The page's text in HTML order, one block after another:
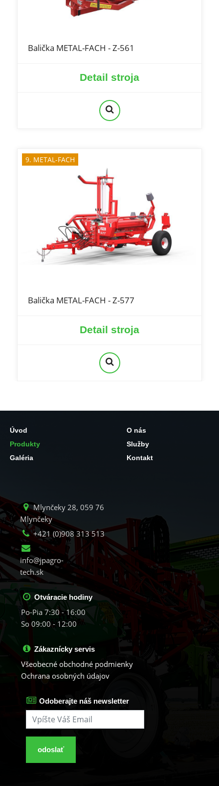
Balička METAL-FACH - Z-561
Detail stroja
9. METAL-FACH
Balička METAL-FACH - Z-577
Detail stroja
Úvod
O nás
Produkty
Služby
Galéria
Kontakt
Mlynčeky 28, 059 76
Mlynčeky
+421 (0)908 313 513
info@jpagro-
tech.sk
Otváracie hodiny
Po-Pia 7:30 - 16:00
So 09:00 - 12:00
Zákaznícky servis
Všeobecné obchodné podmienky
Ochrana osobných údajov
Odoberajte náš newsletter
odoslať